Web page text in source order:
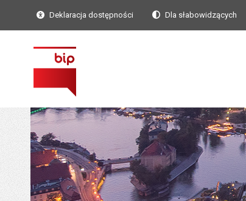
Deklaracja dostępności Dla słabowidzących